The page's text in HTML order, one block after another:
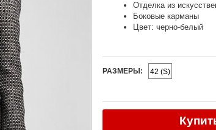
Отделка из
Боковые карманы
Цвет: черно-белый
РАЗМЕРЫ: 42 (S)